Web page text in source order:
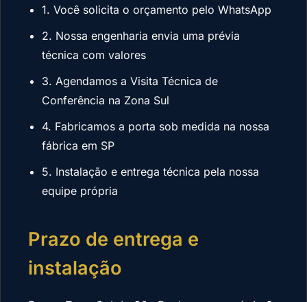
1. Você solicita o orçamento pelo WhatsApp
2. Nossa engenharia envia uma prévia
técnica com valores
3. Agendamos a Visita Técnica de
Conferência na Zona Sul
4. Fabricamos a porta sob medida na nossa
fábrica em SP
5. Instalação e entrega técnica pela nossa
equipe própria
Prazo de entrega e
instalação